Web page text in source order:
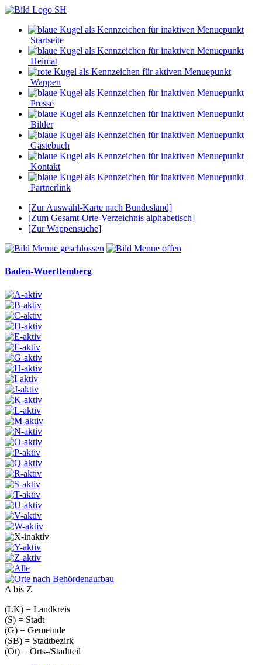
Startseite
Heimat
Wappen
Presse
Bilder
Gästebuch
Kontakt
Partnerlink
[Zur Auswahl-Karte nach Bundesland]
[Zum Gesamt-Orte-Verzeichnis alphabetisch]
[Zur Wappensuche]
Baden-Wuerttemberg
A bis Z
(LK) = Landkreis
(S) = Stadt
(G) = Gemeinde
(SB) = Stadtbezirk
(Ot) = Orts-/Stadtteil